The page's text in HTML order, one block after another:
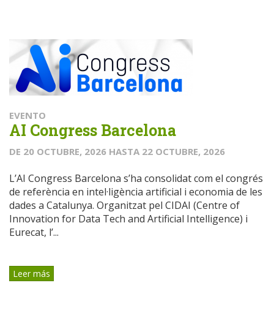
EVENTO
AI Congress Barcelona
DE 20 OCTUBRE, 2026 HASTA 22 OCTUBRE, 2026
L’AI Congress Barcelona s’ha consolidat com el congrés
de referència en intel·ligència artificial i economia de les
dades a Catalunya. Organitzat pel CIDAI (Centre of
Innovation for Data Tech and Artificial Intelligence) i
Eurecat, l’...
Leer más